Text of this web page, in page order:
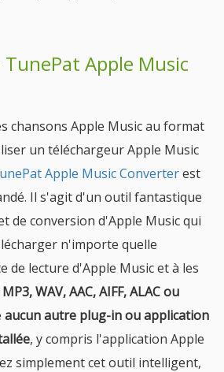
Apple Music
chansons Apple Music au format
un téléchargeur Apple Music
Apple Music Converterest
Il s'agit d'un outil fantastique
de conversion d'Apple Music qui
n'importe quelle
de lecture d'Apple Music et à les
MP3, WAV, AAC, AIFF, ALAC ou
aucun autre plug-in ou application
, y compris l'application Apple
simplement cet outil intelligent,